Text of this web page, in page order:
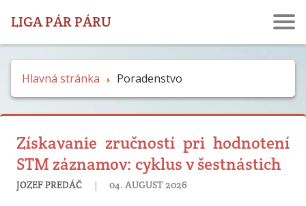
LIGA PÁR PÁRU
Hlavná stránka Poradenstvo
Získavanie zručností pri hodnotení
STM záznamov: cyklus v šestnástich
JOZEF PREDÁČ |04. AUGUST 2026